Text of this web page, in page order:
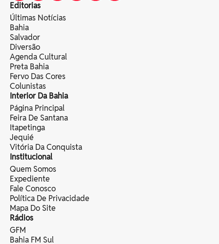
Editorias
Últimas Notícias
Bahia
Salvador
Diversão
Agenda Cultural
Preta Bahia
Fervo Das Cores
Colunistas
Interior Da Bahia
Página Principal
Feira De Santana
Itapetinga
Jequié
Vitória Da Conquista
Institucional
Quem Somos
Expediente
Fale Conosco
Política De Privacidade
Mapa Do Site
Rádios
GFM
Bahia FM Sul